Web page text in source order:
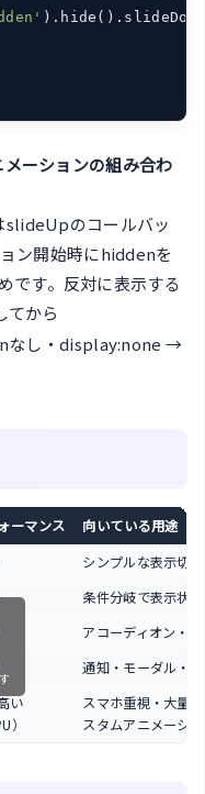
ーションの組み合わ
slideUpのコールバッ
ン開始時にhiddenを
です。反対に表示する
てから
なし・display:none →
ーマンス
向いている用途
シンプルな表示切
条件分岐で表示状
アコーディオン・
通知・モーダル・
い
）
スマホ重視・大量
スタムアニメーシ